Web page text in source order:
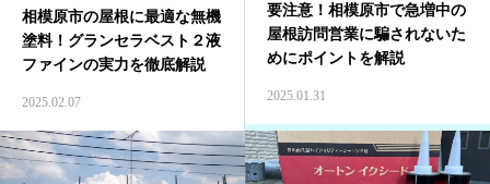
相模原市の屋根に最適な無機
塗料！グランセラベスト２液
ファインの実力を徹底解説
2025.02.07
要注意！相模原市で急増中の
屋根訪問営業に騙されないた
めにポイントを解説
2025.01.31